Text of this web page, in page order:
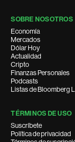
SOBRE NOSOTROS
Economía
Mercados
Dólar Hoy
Actualidad
Cripto
Finanzas Personales
Podcasts
Listas de Bloomberg
TÉRMINOS DE USO
Suscríbete
Política de privacidad